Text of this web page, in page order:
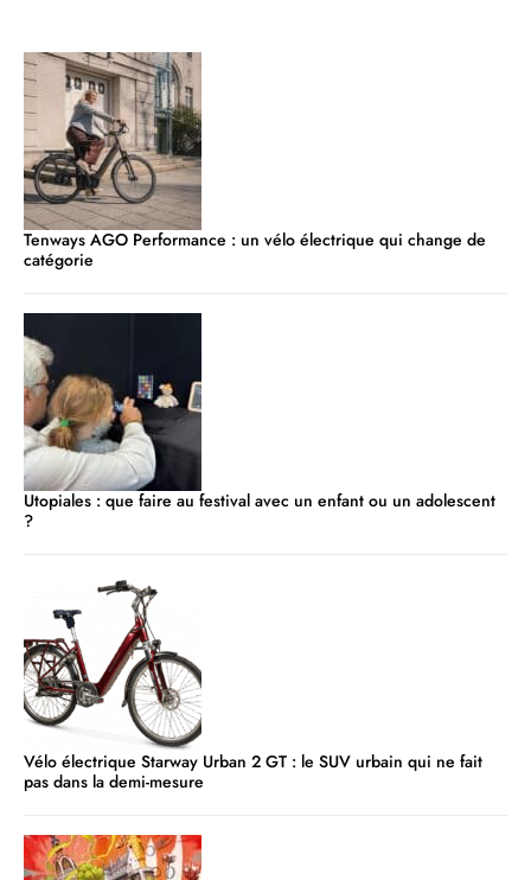
Tenways AGO Performance : un vélo électrique qui change de
catégorie
Utopiales : que faire au festival avec un enfant ou un adolescent
?
Vélo électrique Starway Urban 2 GT : le SUV urbain qui ne fait
pas dans la demi-mesure